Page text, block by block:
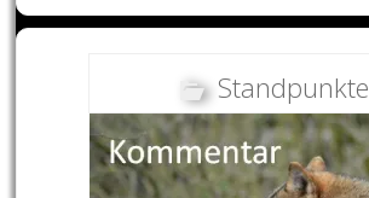
Standpunkte